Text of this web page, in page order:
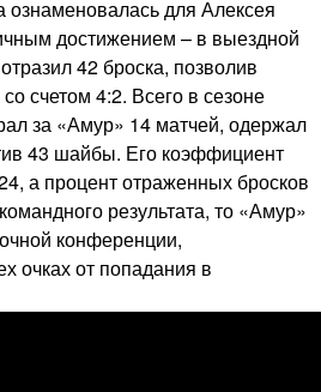
ознаменовалась для Алексея
достижением – в выездной
42 броска, позволив
счетом 4:2. Всего в сезоне
за «Амур» 14 матчей, одержал
43 шайбы. Его коэффициент
а процент отраженных бросков
результата, то «Амур»
конференции,
очках от попадания в